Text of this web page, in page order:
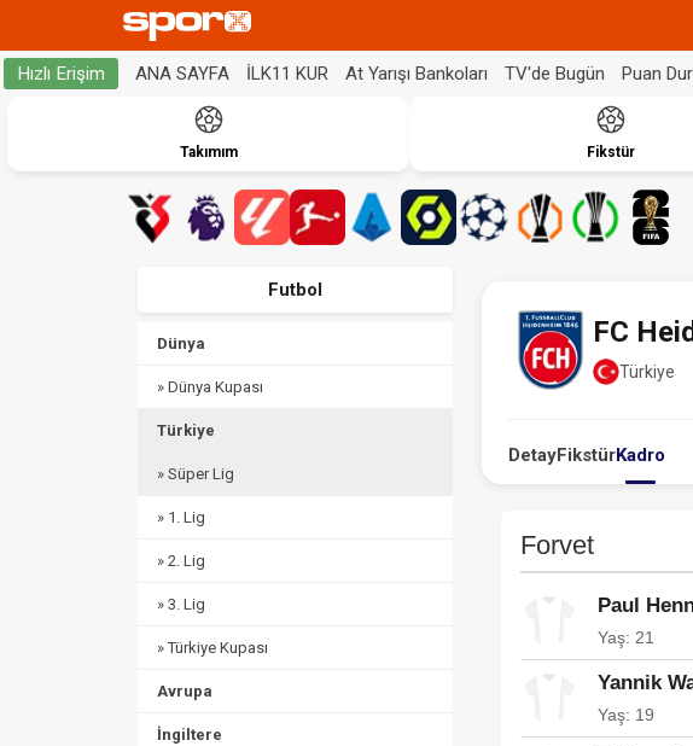
Hızlı Erişim ANA SAYFA İLK11 KUR At Yarışı Bankoları TV'de Bugün Puan
Takımım Fikstür
Futbol
Dünya
» Dünya Kupası
Türkiye
» Süper Lig
» 1. Lig
» 2. Lig
» 3. Lig
» Türkiye Kupası
Avrupa
İngiltere
FC
Türkiye
DetayFikstürKadro
Forvet
Paul
Yaş: 21
Yannik
Yaş: 19